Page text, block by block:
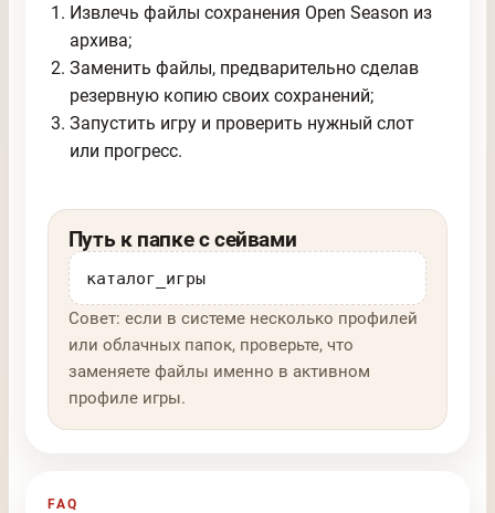
Извлечь файлы сохранения Open Season из
архива;
Заменить файлы, предварительно сделав
резервную копию своих сохранений;
Запустить игру и проверить нужный слот
или прогресс.
Путь к папке с сейвами
каталог_игры
Совет: если в системе несколько профилей
или облачных папок, проверьте, что
заменяете файлы именно в активном
профиле игры.
FAQ